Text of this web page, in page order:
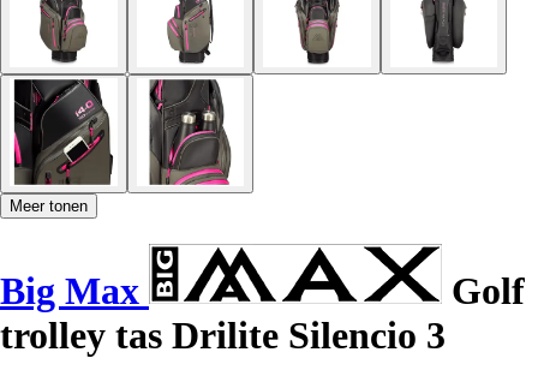
Meer tonen
Big Max
Golf
trolley tas Drilite Silencio 3